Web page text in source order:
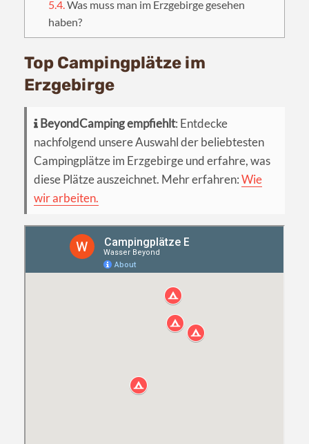
5.4.Was muss man im Erzgebirge gesehen
haben?
Top Campingplätze im
Erzgebirge
BeyondCamping empfiehlt: Entdecke
nachfolgend unsere Auswahl der beliebtesten
Campingplätze im Erzgebirge und erfahre, was
diese Plätze auszeichnet. Mehr erfahren:Wie
wir arbeiten.